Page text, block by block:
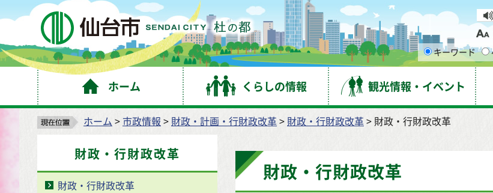
仙台市
キーワード
ホーム くらしの情報 観光情報・イベント
ホーム >市政情報 > 財政・計画・行財政改革> 財政・行財政改革> 財政・行財政改革
財政・行財政改革
財政・行財政改革
財政・行財政改革